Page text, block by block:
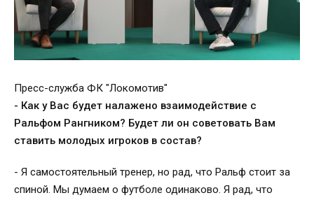
Пресс-служба ФК "Локомотив"
- Как у Вас будет налажено взаимодействие с
Ральфом Рангником? Будет ли он советовать Вам
ставить молодых игроков в состав?
- Я самостоятельный тренер, но рад, что Ральф стоит за
спиной. Мы думаем о футболе одинаково. Я рад, что